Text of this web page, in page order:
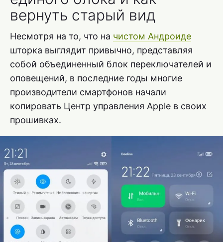
вернуть старый вид
Несмотря на то, что на чистом Андроиде
шторка выглядит привычно, представляя
собой объединенный блок переключателей и
оповещений, в последние годы многие
производители смартфонов начали
копировать Центр управления Apple в своих
прошивках.